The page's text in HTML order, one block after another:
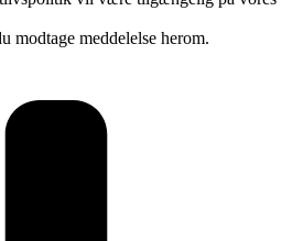
meddelelse herom.